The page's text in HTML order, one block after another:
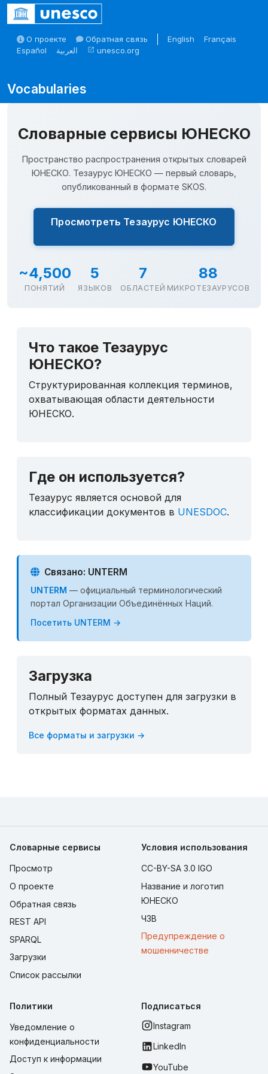
Skip to main
О проекте Обратная связь English
Français
Español
العربية open_in_new unesco.org
Skosmos
Словарные сервисы ЮНЕСКО
Пространство распространения открытых словарей
ЮНЕСКО. Тезаурус ЮНЕСКО — первый словарь,
опубликованный в формате SKOS.
Просмотреть Тезаурус ЮНЕСКО
~4,500
ПОНЯТИЙ
5
ЯЗЫКОВ
7
ОБЛАСТЕЙ
88
МИКРОТЕЗАУРУСОВ
Что такое Тезаурус
ЮНЕСКО?
Структурированная коллекция терминов,
охватывающая области деятельности
ЮНЕСКО.
Где он используется?
Тезаурус является основой для
классификации документов в UNESDOC.
Связано: UNTERM
UNTERM — официальный терминологический
портал Организации Объединённых Наций.
Посетить UNTERM →
Загрузка
Полный Тезаурус доступен для загрузки в
открытых форматах данных.
Все форматы и загрузки →
Словарные сервисы
Просмотр
О проекте
Обратная связь
REST API
SPARQL
Загрузки
Список рассылки
Условия использования
CC-BY-SA 3.0 IGO
Название и логотип
ЮНЕСКО
ЧЗВ
Предупреждение о
мошенничестве
Политики
Уведомление о
конфиденциальности
Доступ к информации
Подписаться
Instagram
LinkedIn
YouTube